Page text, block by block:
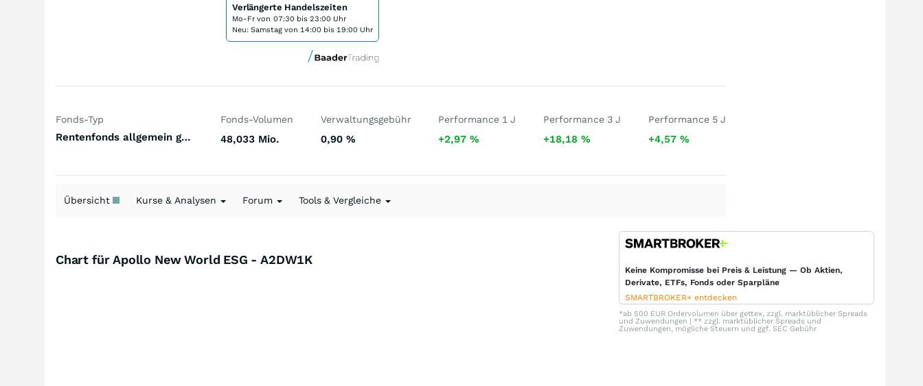
Verlängerte Handelszeiten
Mo-Fr von 07:30 bis 23:00 Uhr
Neu: Samstag von 14:00 bis 19:00 Uhr
Fonds-Typ
Rentenfonds allgemein gemischte Laufzeiten Emerging Markets Euro
Fonds-Volumen
48,033 Mio.
Verwaltungsgebühr
0,90 %
Performance 1 J
+2,97%
Performance 3 J
+18,18%
Performance 5 J
+4,57 %
Übersicht Kurse & Analysen Forum Tools & Vergleiche
Chart für Apollo New World ESG - A2DW1K
Keine Kompromisse bei Preis & Leistung — Ob Aktien,
Derivate, ETFs, Fonds oder Sparpläne
SMARTBROKER+ entdecken
*ab 500 EUR Ordervolumen über gettex, zzgl. marktüblicher Spreads
und Zuwendungen | ** zzgl. marktüblicher Spreads und
Zuwendungen, mögliche Steuern und ggf. SEC Gebühr